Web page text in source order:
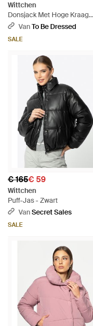
Wittchen
Donsjack Met Hoge Kraag
Nylon - Metallic
VanTo Be Dressed
SALE
€ 165€ 59
Wittchen
Puff-Jas - Zwart
VanSecret Sales
SALE